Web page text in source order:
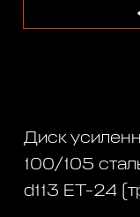
Диск
100/105
d113 ET-24